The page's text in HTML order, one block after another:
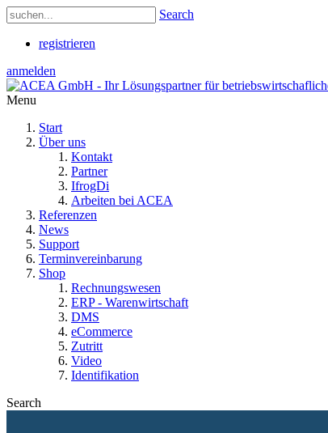
Search
registrieren
anmelden
Menu
Start
Über uns
Kontakt
Partner
IfrogDi
Arbeiten bei ACEA
Referenzen
News
Support
Terminvereinbarung
Shop
Rechnungswesen
ERP - Warenwirtschaft
DMS
eCommerce
Zutritt
Video
Identifikation
Search